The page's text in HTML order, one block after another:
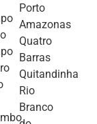
Porto
Amazonas
Quatro
Barras
Quitandinha
Rio
Branco